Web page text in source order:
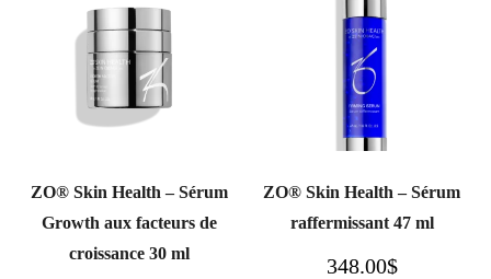
ZO® Skin Health – Sérum
Growth aux facteurs de
croissance 30 ml
ZO® Skin Health – Sérum
raffermissant 47 ml
348.00$